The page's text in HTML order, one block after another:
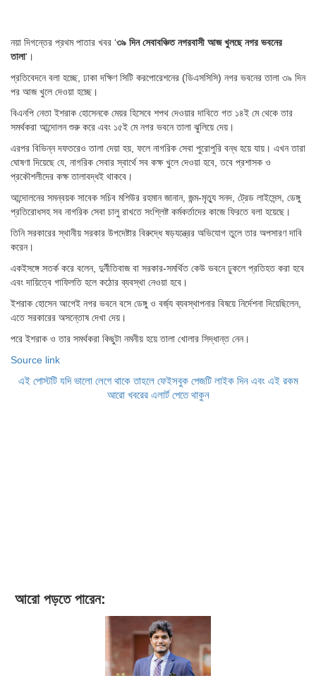
নয়া দিগন্তের প্রথম পাতার খবর ‘৩৯ দিন সেবাবঞ্চিত নগরবাসী আজ খুলছে নগর ভবনের
তালা‘।
প্রতিবেদনে বলা হচ্ছে, ঢাকা দক্ষিণ সিটি করপোরেশনের (ডিএসসিসি) নগর ভবনের তালা ৩৯ দিন
পর আজ খুলে দেওয়া হচ্ছে।
বিএনপি নেতা ইশরাক হোসেনকে মেয়র হিসেবে শপথ দেওয়ার দাবিতে গত ১৪ই মে থেকে তার
সমর্থকরা আন্দোলন শুরু করে এবং ১৫ই মে নগর ভবনে তালা ঝুলিয়ে দেয়।
এরপর বিভিন্ন দফতরেও তালা দেয়া হয়, ফলে নাগরিক সেবা পুরোপুরি বন্ধ হয়ে যায়। এখন তারা
ঘোষণা দিয়েছে যে, নাগরিক সেবার স্বার্থে সব কক্ষ খুলে দেওয়া হবে, তবে প্রশাসক ও
প্রকৌশলীদের কক্ষ তালাবদ্ধই থাকবে।
আন্দোলনের সমন্বয়ক সাবেক সচিব মশিউর রহমান জানান, জন্ম-মৃত্যু সনদ, ট্রেড লাইসেন্স, ডেঙ্গু
প্রতিরোধসহ সব নাগরিক সেবা চালু রাখতে সংশ্লিষ্ট কর্মকর্তাদের কাজে ফিরতে বলা হয়েছে।
তিনি সরকারের স্থানীয় সরকার উপদেষ্টার বিরুদ্ধে ষড়যন্ত্রের অভিযোগ তুলে তার অপসারণ দাবি
করেন।
একইসঙ্গে সতর্ক করে বলেন, দুর্নীতিবাজ বা সরকার-সমর্থিত কেউ ভবনে ঢুকলে প্রতিহত করা হবে
এবং দায়িত্বে গাফিলতি হলে কঠোর ব্যবস্থা নেওয়া হবে।
ইশরাক হোসেন আগেই নগর ভবনে বসে ডেঙ্গু ও বর্জ্য ব্যবস্থাপনার বিষয়ে নির্দেশনা দিয়েছিলেন,
এতে সরকারের অসন্তোষ দেখা দেয়।
পরে ইশরাক ও তার সমর্থকরা কিছুটা নমনীয় হয়ে তালা খোলার সিদ্ধান্ত নেন।
Source link
এই পোস্টটি যদি ভালো লেগে থাকে তাহলে ফেইসবুক পেজটি লাইক দিন এবং এই রকম
আরো খবরের এলার্ট পেতে থাকুন
আরো পড়তে পারেন: